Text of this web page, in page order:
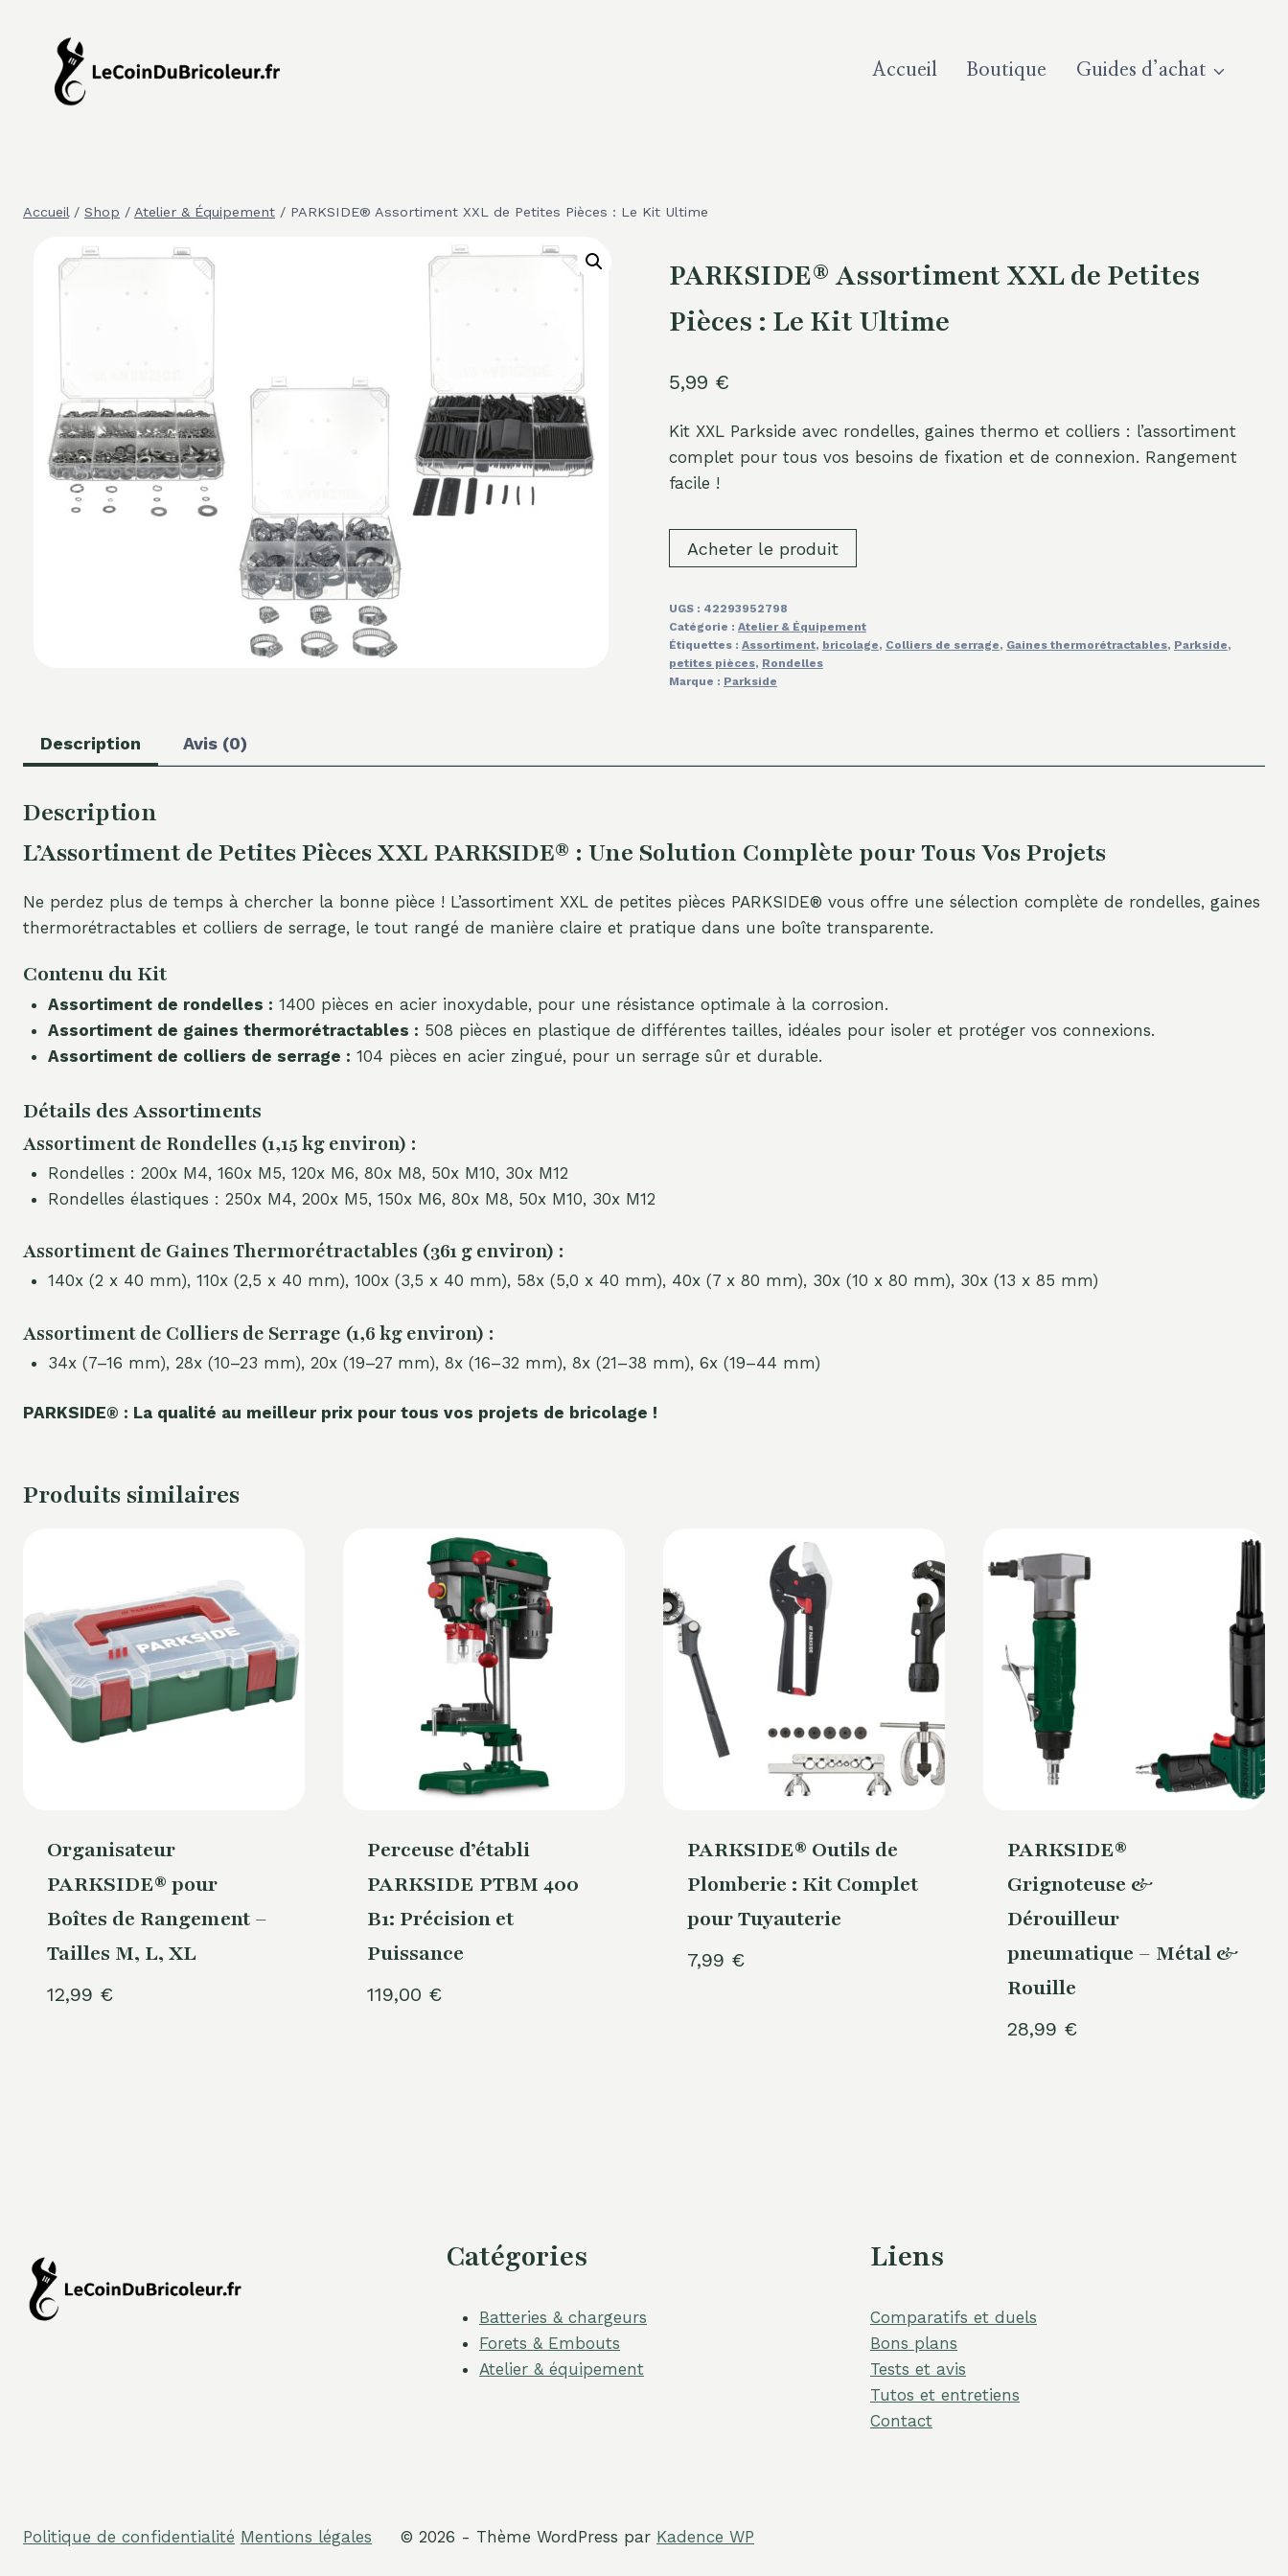
contenu
Accueil Boutique Guides d’achat
Accueil / Shop / Atelier & Équipement / PARKSIDE® Assortiment XXL de Petites Pièces : Le Kit Ultime
PARKSIDE® Assortiment XXL de Petites
Pièces : Le Kit Ultime
5,99 €
Kit XXL Parkside avec rondelles, gaines thermo et colliers : l’assortiment
complet pour tous vos besoins de fixation et de connexion. Rangement
facile !
Acheter le produit
UGS : 42293952798
Catégorie : Atelier & Équipement
Étiquettes : Assortiment, bricolage, Colliers de serrage, Gaines thermorétractables, Parkside,
petites pièces, Rondelles
Marque : Parkside
Description Avis (0)
Description
L’Assortiment de Petites Pièces XXL PARKSIDE® : Une Solution Complète pour Tous Vos Projets
Ne perdez plus de temps à chercher la bonne pièce ! L’assortiment XXL de petites pièces PARKSIDE® vous offre une sélection complète de rondelles, gaines
thermorétractables et colliers de serrage, le tout rangé de manière claire et pratique dans une boîte transparente.
Contenu du Kit
Assortiment de rondelles : 1400 pièces en acier inoxydable, pour une résistance optimale à la corrosion.
Assortiment de gaines thermorétractables : 508 pièces en plastique de différentes tailles, idéales pour isoler et protéger vos connexions.
Assortiment de colliers de serrage : 104 pièces en acier zingué, pour un serrage sûr et durable.
Détails des Assortiments
Assortiment de Rondelles (1,15 kg environ) :
Rondelles : 200x M4, 160x M5, 120x M6, 80x M8, 50x M10, 30x M12
Rondelles élastiques : 250x M4, 200x M5, 150x M6, 80x M8, 50x M10, 30x M12
Assortiment de Gaines Thermorétractables (361 g environ) :
140x (2 x 40 mm), 110x (2,5 x 40 mm), 100x (3,5 x 40 mm), 58x (5,0 x 40 mm), 40x (7 x 80 mm), 30x (10 x 80 mm), 30x (13 x 85 mm)
Assortiment de Colliers de Serrage (1,6 kg environ) :
34x (7–16 mm), 28x (10–23 mm), 20x (19–27 mm), 8x (16–32 mm), 8x (21–38 mm), 6x (19–44 mm)
PARKSIDE® : La qualité au meilleur prix pour tous vos projets de bricolage !
Produits similaires
Organisateur
PARKSIDE® pour
Boîtes de Rangement –
Tailles M, L, XL
12,99 €
Perceuse d’établi
PARKSIDE PTBM 400
B1: Précision et
Puissance
119,00 €
PARKSIDE® Outils de
Plomberie : Kit Complet
pour Tuyauterie
7,99 €
PARKSIDE®
Grignoteuse &
Dérouilleur
pneumatique – Métal &
Rouille
28,99 €
Catégories
Batteries & chargeurs
Forets & Embouts
Atelier & équipement
Liens
Comparatifs et duels
Bons plans
Tests et avis
Tutos et entretiens
Contact
Politique de confidentialité Mentions légales © 2026 - Thème WordPress par Kadence WP